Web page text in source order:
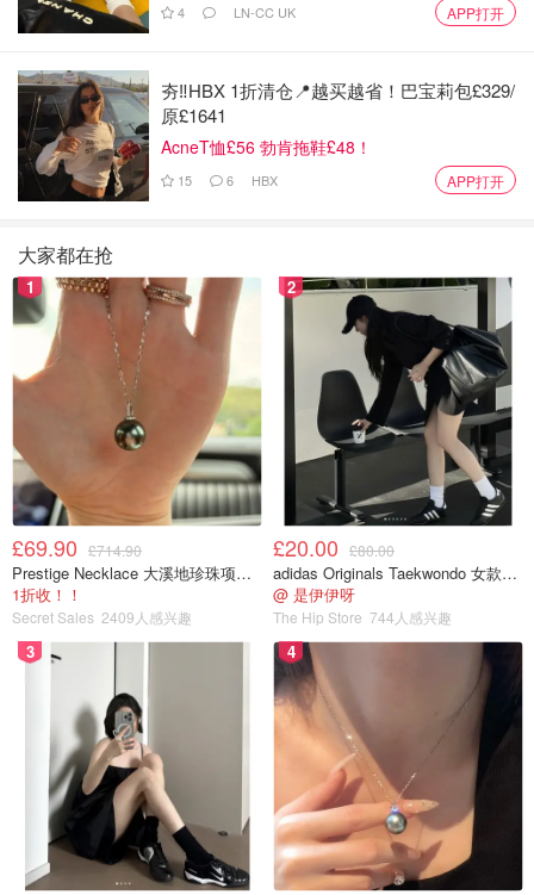
4 LN-CC UK APP打开
夯‼️HBX 1折清仓📍越买越省！巴宝莉包£329/
原£1641
AcneT恤£56 勃肯拖鞋£48！
15 6 HBX APP打开
大家都在抢
1
£69.90 £714.90
Prestige Necklace 大溪地珍珠项链 10-11mm
1折收！！
Secret Sales 2409人感兴趣
2
£20.00 £80.00
adidas Originals Taekwondo 女款黑色运动鞋
@ 是伊伊呀
The Hip Store 744人感兴趣
3 4